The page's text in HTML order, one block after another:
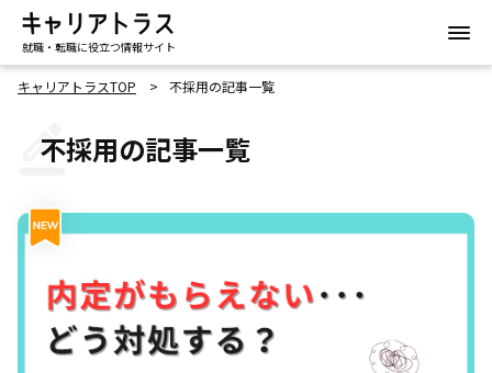
就職・転職に役立つ情報サイト
キャリアトラスTOP 不採用の記事一覧
不採用の記事一覧